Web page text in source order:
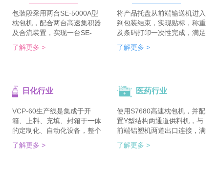
包装段采用两台SE-5000A型
枕包机，配合两台高速集积器
及合流装置，实现一台SE-
5700A-BX枕包机完成整线的
集合包包装，分道装置完成生
器、一侧配集合包集积器，实
现在一台机器上完成两种形式
的自动装箱。 占地空间减
半，一条生产线实现两种形式
的包装及装箱，人员数量减半
大降低。
了解更多 >
将产品托盘从前端输送机进入
到包装结束，实现贴标，称重
及条码打印一次性完成，满足
客户包装效率120个/min的包
装需求。 多种物品包装的兼
了解更多 >
日化行业
VCP-60生产线是集成于开
箱、上料、充填、封箱于一体
的定制化、自动化设备，整个
生产线采用独立伺服匹配节拍
协调运行，实现灵活更稳定。
了解更多 >
医药行业
使用S7680高速枕包机，并配
置Y型结构两通道供料机，与
前端铝塑机两道出口连接，满
足了枕包机的稳定供料，又缩
短了设备总长。枕包机单道输
了解更多 >